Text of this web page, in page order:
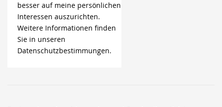
besser auf meine persönlichen
Interessen auszurichten.
Weitere Informationen finden
Sie in unseren
Datenschutzbestimmungen.